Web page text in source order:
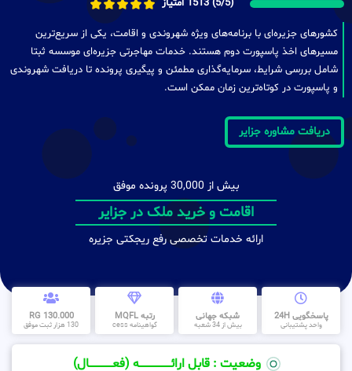
(5/5) 1513 امتیاز
کشورهای جزیره‌ای با برنامه‌های ویژه شهروندی و اقامت، یکی از سریع‌ترین
مسیرهای اخذ پاسپورت دوم هستند. خدمات مهاجرتی جزیره‌ای موسسه ثبتا
شامل بررسی شرایط، سرمایه‌گذاری مطمئن و پیگیری پرونده تا دریافت شهروندی
و پاسپورت در کوتاه‌ترین زمان ممکن است.
دریافت مشاوره جزایر
بیش از 30,000 پرونده موفق
اقامت و خرید ملک در جزایر
ارائه خدمات تخصصی رفع ریجکتی جزیره
پاسخگویی 24H
واحد پشتیبانی
شبکه جهانی
بیش از 34 شعبه
رتبه MQFL
گواهینامه cess
130.000 RG
130 هزار ثبت موفق
وضعیت : قابل ارائــــــــــــــــــــه (فعـــــــــــــــال)